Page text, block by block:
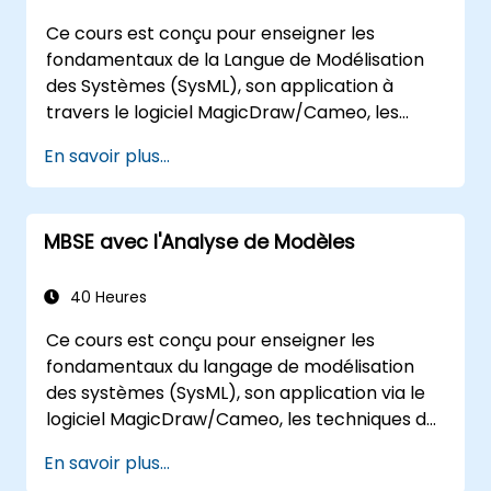
Ce cours est conçu pour enseigner les
fondamentaux de la Langue de Modélisation
des Systèmes (SysML), son application à
travers le logiciel MagicDraw/Cameo, les
les meilleures pratiques du MBSE. Cette
formation a également pour but de fournir
aux professionnels un contexte derrière la
simulation d'architecture, une introduction au
différents types de diagrammes et comment
automatiser l'architecture.
En savoir plus...
MBSE avec l'Analyse de Modèles
40 Heures
Ce cours est conçu pour enseigner les
fondamentaux du langage de modélisation
des systèmes (SysML), son application via le
logiciel MagicDraw/Cameo, les techniques de
pratiques en MBSE. Cette formation aborde
En savoir plus...